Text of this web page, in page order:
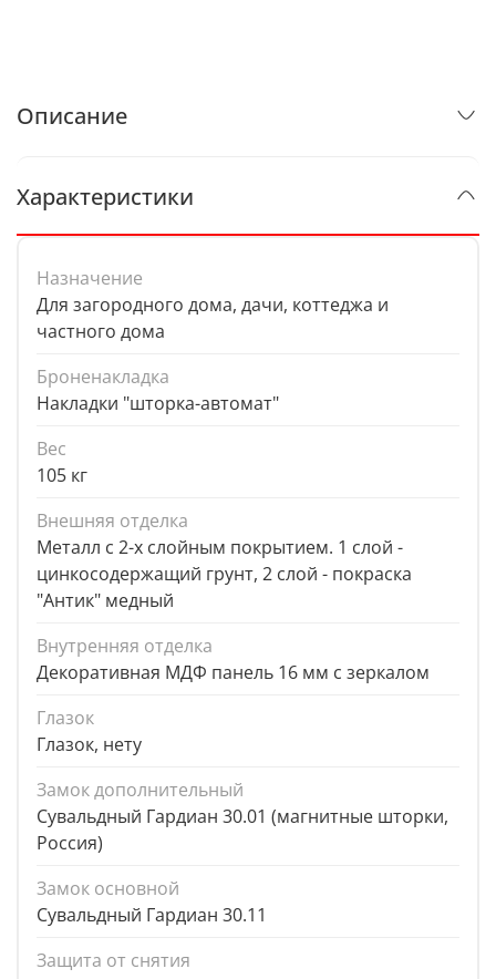
Описание
Характеристики
Назначение
Для загородного дома, дачи, коттеджа и
частного дома
Броненакладка
Накладки "шторка-автомат"
Вес
105 кг
Внешняя отделка
Металл с 2-х слойным покрытием. 1 слой -
цинкосодержащий грунт, 2 слой - покраска
"Антик" медный
Внутренняя отделка
Декоративная МДФ панель 16 мм с зеркалом
Глазок
Глазок, нету
Замок дополнительный
Сувальдный Гардиан 30.01 (магнитные шторки,
Россия)
Замок основной
Сувальдный Гардиан 30.11
Защита от снятия